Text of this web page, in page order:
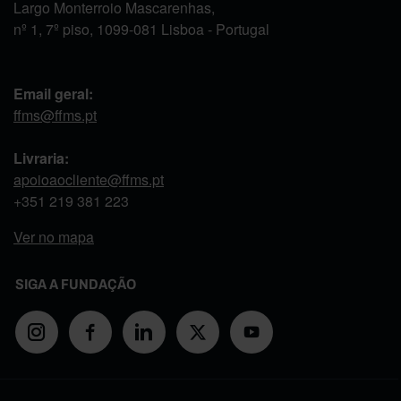
Largo Monterroio Mascarenhas,
nº 1, 7º piso, 1099-081 Lisboa - Portugal
Email geral:
ffms@ffms.pt
Livraria:
apoioaocliente@ffms.pt
+351 219 381 223
Ver no mapa
SIGA A FUNDAÇÃO